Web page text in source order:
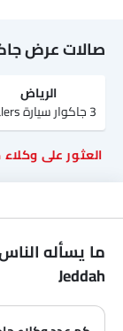
صالات عرض
الرياض‎
3 جاكوار سيارة Dealers
العثور على
ما يسأله
Jeddah